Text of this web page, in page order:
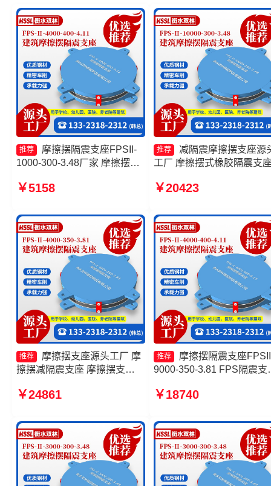
推荐
摩擦摆隔震支座FPSII-
1000-300-3.48厂家 摩擦摆隔
源头工厂 建筑摩擦隔震支座生
产厂家
￥5158
推荐
减隔震摩擦摆支座源
工厂 摩擦摆式橡胶隔震支
摩擦隔震支座厂家
￥20423
推荐
摩擦摆支座源头工厂 摩
擦摆减隔震支座 摩擦摆支
筑摩擦摆隔震支座(FPS)生产
￥24861
推荐
摩擦摆隔震支座
9000-350-3.81 FPS隔震支
FJZQZ9000GD厂家 摩擦
￥18740